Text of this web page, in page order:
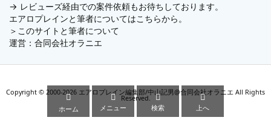
→ レビューズ経由での案件依頼もお待ちしております。
エアロプレインと筆者についてはこちらから。
＞ このサイトと筆者について
運営： 合同会社オラニエ
Copyright © 2000-2026 エアロプレイン編集部/中山記男@合同会社オラニエ All Rights
Reserved.

ホーム

メニュー

検索

上へ